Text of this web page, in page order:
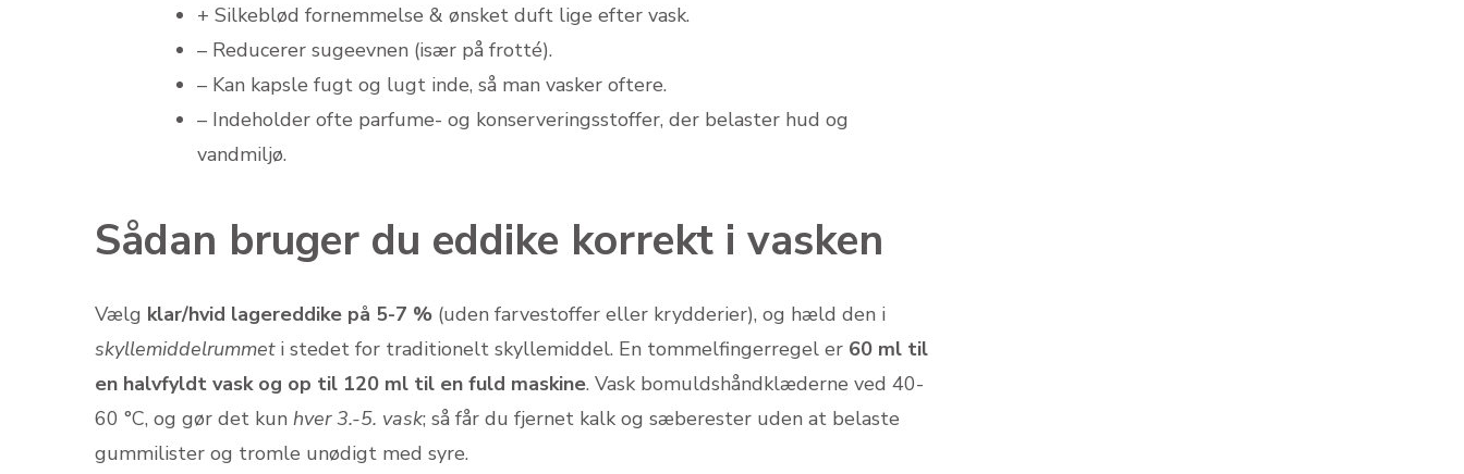
+ Silkeblød fornemmelse & ønsket duft lige efter vask.
– Reducerer sugeevnen (især på frotté).
– Kan kapsle fugt og lugt inde, så man vasker oftere.
– Indeholder ofte parfume- og konserveringsstoffer, der belaster hud og
vandmiljø.
Sådan bruger du eddike korrekt i vasken
Vælg klar/hvid lagereddike på 5-7 % (uden farvestoffer eller krydderier), og hæld den i
skyllemiddelrummeti stedet for traditionelt skyllemiddel. En tommelfingerregel er 60 ml til
en halvfyldt vask og op til 120 ml til en fuld maskine. Vask bomuldshåndklæderne ved 40-
60 °C, og gør det kun hver 3.-5. vask; så får du fjernet kalk og sæberester uden at belaste
gummilister og tromle unødigt med syre.